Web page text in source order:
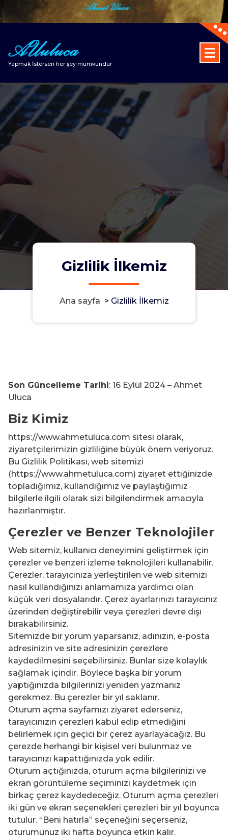
geç
Yapmak İstersen her şey mümkündür
Gizlilik İlkemiz
Ana sayfa > Gizlilik İlkemiz
Son Güncelleme Tarihi: 16 Eylül 2024 – Ahmet
Uluca
Biz Kimiz
https://www.ahmetuluca.com sitesi olarak,
ziyaretçilerimizin gizliliğine büyük önem veriyoruz.
Bu Gizlilik Politikası, web sitemizi
(https://www.ahmetuluca.com) ziyaret ettiğinizde
topladığımız, kullandığımız ve paylaştığımız
bilgilerle ilgili olarak sizi bilgilendirmek amacıyla
hazırlanmıştır.
Çerezler ve Benzer Teknolojiler
Web sitemiz, kullanıcı deneyimini geliştirmek için
çerezler ve benzeri izleme teknolojileri kullanabilir.
Çerezler, tarayıcınıza yerleştirilen ve web sitemizi
nasıl kullandığınızı anlamamıza yardımcı olan
küçük veri dosyalarıdır. Çerez ayarlarınızı tarayıcınız
üzerinden değiştirebilir veya çerezleri devre dışı
bırakabilirsiniz.
Sitemizde bir yorum yaparsanız, adınızın, e-posta
adresinizin ve site adresinizin çerezlere
kaydedilmesini seçebilirsiniz. Bunlar size kolaylık
sağlamak içindir. Böylece başka bir yorum
yaptığınızda bilgilerinizi yeniden yazmanız
gerekmez. Bu çerezler bir yıl saklanır.
Oturum açma sayfamızı ziyaret ederseniz,
tarayıcınızın çerezleri kabul edip etmediğini
belirlemek için geçici bir çerez ayarlayacağız. Bu
çerezde herhangi bir kişisel veri bulunmaz ve
tarayıcınızı kapattığınızda yok edilir.
Oturum açtığınızda, oturum açma bilgilerinizi ve
ekran görüntüleme seçiminizi kaydetmek için
birkaç çerez kaydedeceğiz. Oturum açma çerezleri
iki gün ve ekran seçenekleri çerezleri bir yıl boyunca
tutulur. “Beni hatırla” seçeneğini seçerseniz,
oturumunuz iki hafta boyunca etkin kalır.